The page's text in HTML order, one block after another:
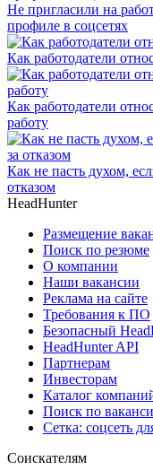
Не пригласили на
профиле в соцсетях
Как работодатели
Как работодатели
работу
Как не пасть духом,
отказом
HeadHunter
Размещение
Поиск по резюме
О компании
Наши вакансии
Реклама на сайте
Требования к ПО
Безопасный
HeadHunter API
Партнерам
Инвесторам
Каталог
Поиск по
Сетка: соцсеть
Соискателям